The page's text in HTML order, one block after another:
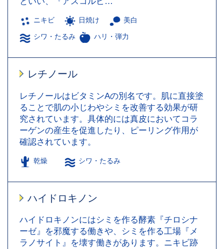
ニキビ 日焼け 美白
シワ・たるみ ハリ・弾力
レチノール
レチノールはビタミンAの別名です。肌に直接塗
ることで肌の小じわやシミを改善する効果が研
究されています。具体的には真皮においてコラ
ーゲンの産生を促進したり、ピーリング作用が
確認されています。
乾燥 シワ・たるみ
ハイドロキノン
ハイドロキノンにはシミを作る酵素『チロシナ
ーゼ』を邪魔する働きや、シミを作る工場『メ
ラノサイト』を壊す働きがあります。ニキビ跡